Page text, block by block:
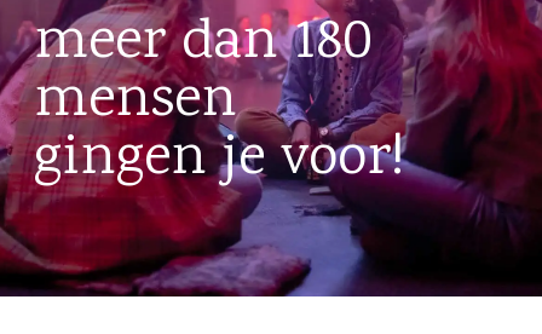
meer dan 180
mensen
gingen je voor!